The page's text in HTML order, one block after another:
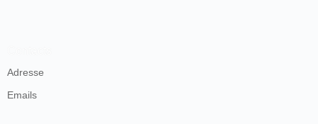
Adresse
Emails